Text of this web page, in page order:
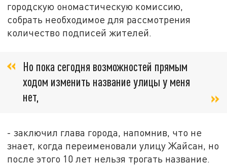
городскую ономастическую комиссию,
собрать необходимое для рассмотрения
количество подписей жителей.
Но пока сегодня возможностей прямым
ходом изменить название улицы у меня
нет,
- заключил глава города, напомнив, что не
знает, когда переименовали улицу Жайсан, но
после этого 10 лет нельзя трогать название.